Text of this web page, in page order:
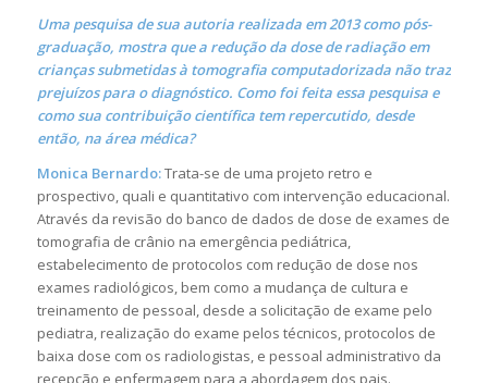
Uma pesquisa de sua autoria realizada em 2013 como pós-
graduação, mostra que a redução da dose de radiação em
crianças submetidas à tomografia computadorizada não traz
prejuízos para o diagnóstico. Como foi feita essa pesquisa e
como sua contribuição científica tem repercutido, desde
então, na área médica?
Monica Bernardo:Trata-se de uma projeto retro e
prospectivo, quali e quantitativo com intervenção educacional.
Através da revisão do banco de dados de dose de exames de
tomografia de crânio na emergência pediátrica,
estabelecimento de protocolos com redução de dose nos
exames radiológicos, bem como a mudança de cultura e
treinamento de pessoal, desde a solicitação de exame pelo
pediatra, realização do exame pelos técnicos, protocolos de
baixa dose com os radiologistas, e pessoal administrativo da